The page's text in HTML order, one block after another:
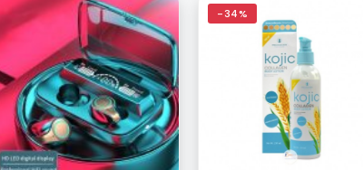
-34%